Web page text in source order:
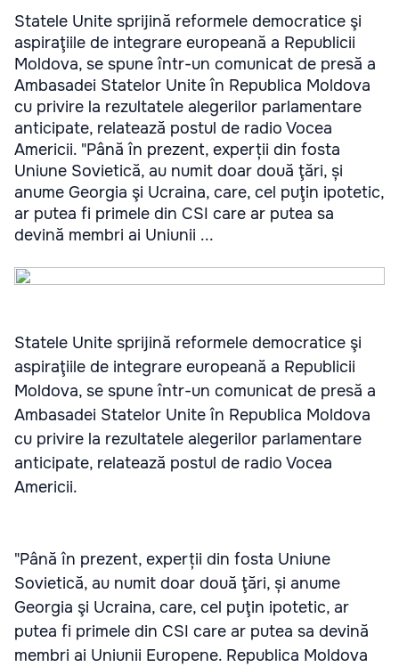
Statele Unite sprijină reformele democratice şi
aspiraţiile de integrare europeană a Republicii
Moldova, se spune într-un comunicat de presă a
Ambasadei Statelor Unite în Republica Moldova
cu privire la rezultatele alegerilor parlamentare
anticipate, relatează postul de radio Vocea
Americii. "Până în prezent, experții din fosta
Uniune Sovietică, au numit doar două ţări, și
anume Georgia şi Ucraina, care, cel puţin ipotetic,
ar putea fi primele din CSI care ar putea sa
devină membri ai Uniunii ...
Statele Unite sprijină reformele democratice şi
aspiraţiile de integrare europeană a Republicii
Moldova, se spune într-un comunicat de presă a
Ambasadei Statelor Unite în Republica Moldova
cu privire la rezultatele alegerilor parlamentare
anticipate, relatează postul de radio Vocea
Americii.
"Până în prezent, experții din fosta Uniune
Sovietică, au numit doar două ţări, și anume
Georgia şi Ucraina, care, cel puţin ipotetic, ar
putea fi primele din CSI care ar putea sa devină
membri ai Uniunii Europene. Republica Moldova